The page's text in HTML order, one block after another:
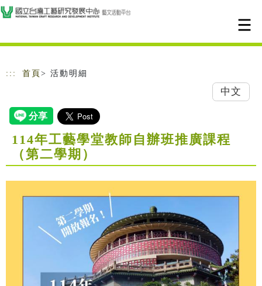
跳到主要內容
網站導覽
::: 首頁 > 活動明細
中文
114年工藝學堂教師自辦班推廣課程
（第二學期）